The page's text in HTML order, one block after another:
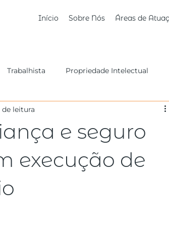
Início Sobre Nós Áreas de
Trabalhista Propriedade Intelectual
de Investimento
na Mídia Falência
e seguro
execução de
leitura